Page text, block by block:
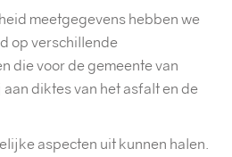
meetgegevens hebben we
op verschillende
die voor de gemeente van
diktes van het asfalt en de
aspecten uit kunnen halen.